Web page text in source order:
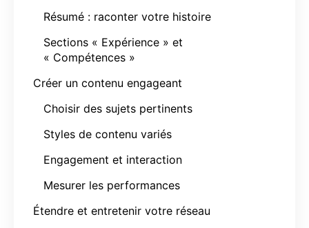
Résumé : raconter votre histoire
Sections « Expérience » et
« Compétences »
Créer un contenu engageant
Choisir des sujets pertinents
Styles de contenu variés
Engagement et interaction
Mesurer les performances
Étendre et entretenir votre réseau